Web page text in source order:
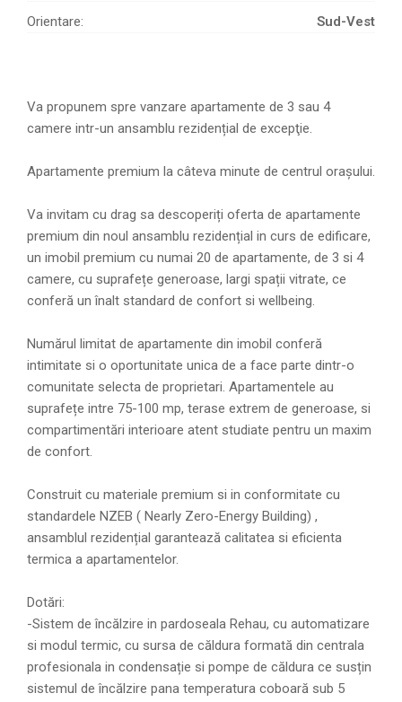
Orientare:
Sud-Vest
Va propunem spre vanzare apartamente de 3 sau 4
camere intr-un ansamblu rezidențial de excepţie.
Apartamente premium la câteva minute de centrul orașului.
Va invitam cu drag sa descoperiți oferta de apartamente
premium din noul ansamblu rezidențial in curs de edificare,
un imobil premium cu numai 20 de apartamente, de 3 si 4
camere, cu suprafețe generoase, largi spații vitrate, ce
conferă un înalt standard de confort si wellbeing.
Numărul limitat de apartamente din imobil conferă
intimitate si o oportunitate unica de a face parte dintr-o
comunitate selecta de proprietari. Apartamentele au
suprafețe intre 75-100 mp, terase extrem de generoase, si
compartimentări interioare atent studiate pentru un maxim
de confort.
Construit cu materiale premium si in conformitate cu
standardele NZEB ( Nearly Zero-Energy Building) ,
ansamblul rezidențial garantează calitatea si eficienta
termica a apartamentelor.
Dotări:
-Sistem de încălzire in pardoseala Rehau, cu automatizare
si modul termic, cu sursa de căldura formată din centrala
profesionala in condensație si pompe de căldura ce susțin
sistemul de încălzire pana temperatura coboară sub 5